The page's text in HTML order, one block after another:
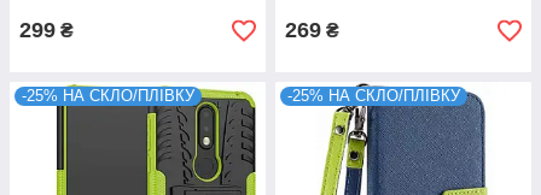
299 ₴ 269 ₴
-25% НА СКЛО/ПЛІВКУ -25% НА СКЛО/ПЛІВКУ